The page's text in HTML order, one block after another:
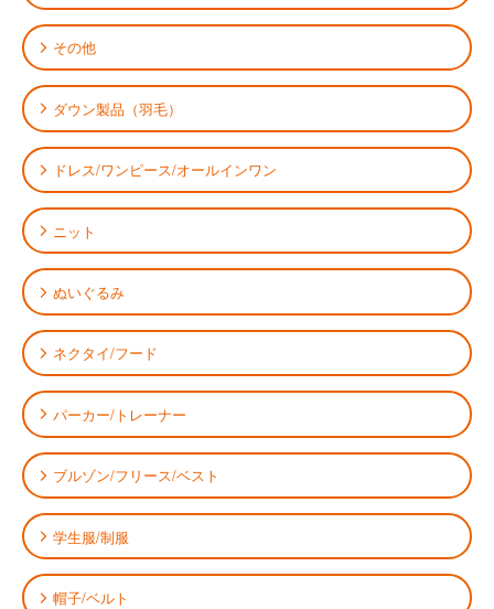
その他
ダウン製品（羽毛）
ドレス/ワンピース/オールインワン
ニット
ぬいぐるみ
ネクタイ/フード
パーカー/トレーナー
ブルゾン/フリース/ベスト
学生服/制服
帽子/ベルト